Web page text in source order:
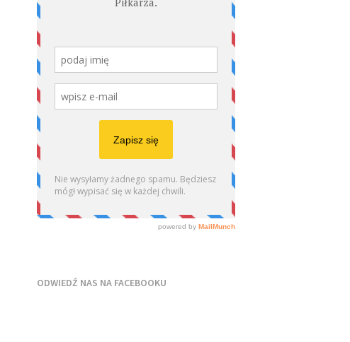
ODWIEDŹ NAS NA FACEBOOKU